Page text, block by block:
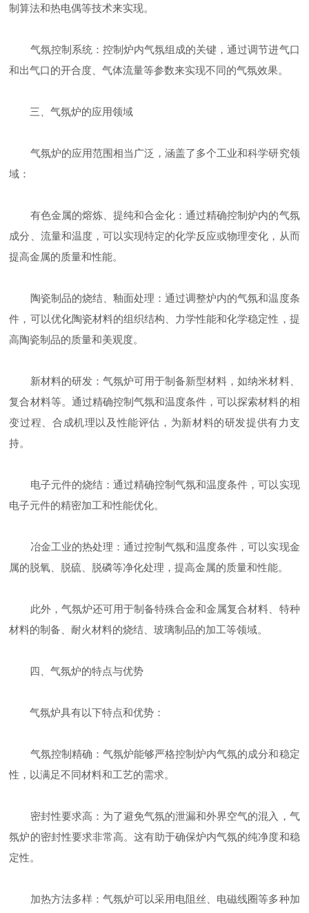
制算法和热电偶等技术来实现。
气氛控制系统：控制炉内气氛组成的关键，通过调节进气口
和出气口的开合度、气体流量等参数来实现不同的气氛效果。
三、气氛炉的应用领域
气氛炉的应用范围相当广泛，涵盖了多个工业和科学研究领
域：
有色金属的熔炼、提纯和合金化：通过精确控制炉内的气氛
成分、流量和温度，可以实现特定的化学反应或物理变化，从而
提高金属的质量和性能。
陶瓷制品的烧结、釉面处理：通过调整炉内的气氛和温度条
件，可以优化陶瓷材料的组织结构、力学性能和化学稳定性，提
高陶瓷制品的质量和美观度。
新材料的研发：气氛炉可用于制备新型材料，如纳米材料、
复合材料等。通过精确控制气氛和温度条件，可以探索材料的相
变过程、合成机理以及性能评估，为新材料的研发提供有力支
持。
电子元件的烧结：通过精确控制气氛和温度条件，可以实现
电子元件的精密加工和性能优化。
冶金工业的热处理：通过控制气氛和温度条件，可以实现金
属的脱氧、脱硫、脱磷等净化处理，提高金属的质量和性能。
此外，气氛炉还可用于制备特殊合金和金属复合材料、特种
材料的制备、耐火材料的烧结、玻璃制品的加工等领域。
四、气氛炉的特点与优势
气氛炉具有以下特点和优势：
气氛控制精确：气氛炉能够严格控制炉内气氛的成分和稳定
性，以满足不同材料和工艺的需求。
密封性要求高：为了避免气氛的泄漏和外界空气的混入，气
氛炉的密封性要求非常高。这有助于确保炉内气氛的纯净度和稳
定性。
加热方法多样：气氛炉可以采用电阻丝、电磁线圈等多种加